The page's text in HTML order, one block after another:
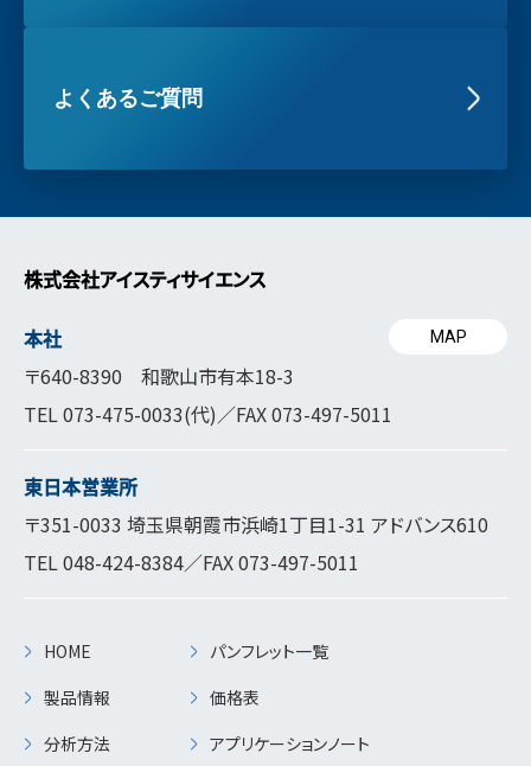
よくあるご質問
株式会社アイスティサイエンス
本社
〒640-8390 和歌山市有本18-3
TEL073-475-0033(代)／FAX 073-497-5011
MAP
東日本営業所
〒351-0033 埼玉県朝霞市浜崎1丁目1-31 アドバンス610
TEL048-424-8384／FAX 073-497-5011
HOME
製品情報
分析方法
パンフレット一覧
価格表
アプリケーションノート